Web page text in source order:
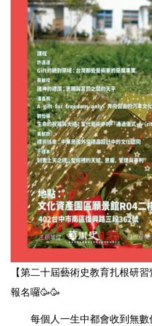
【第二十屆藝術史教育扎根研
報名囉🥳🥳
每個人一生中都會收到無數